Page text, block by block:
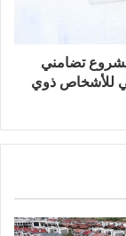
مشروع تضامني
للأشخاص ذوي